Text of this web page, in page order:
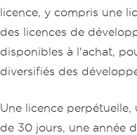
licence, y compris une
des licences de
disponibles à l'achat,
diversifiés des
Une licence
de 30 jours, une année